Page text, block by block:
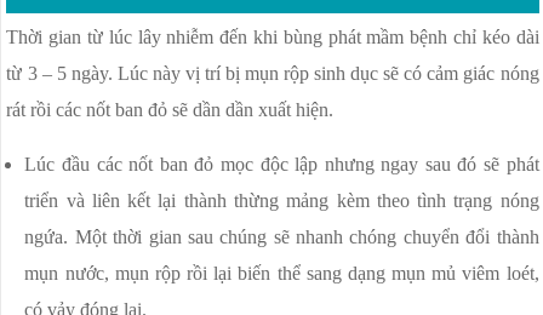
Thời gian từ lúc lây nhiễm đến khi bùng phát mầm bệnh chỉ kéo dài
từ 3 – 5 ngày. Lúc này vị trí bị mụn rộp sinh dục sẽ có cảm giác nóng
rát rồi các nốt ban đỏ sẽ dần dần xuất hiện.
Lúc đầu các nốt ban đỏ mọc độc lập nhưng ngay sau đó sẽ phát
triển và liên kết lại thành thừng mảng kèm theo tình trạng nóng
ngứa. Một thời gian sau chúng sẽ nhanh chóng chuyển đổi thành
mụn nước, mụn rộp rồi lại biến thể sang dạng mụn mủ viêm loét,
có vảy đóng lại.